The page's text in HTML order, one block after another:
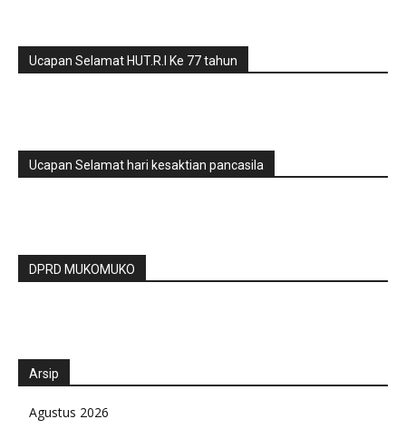
Ucapan Selamat HUT.R.I Ke 77 tahun
Ucapan Selamat hari kesaktian pancasila
DPRD MUKOMUKO
Arsip
Agustus 2026